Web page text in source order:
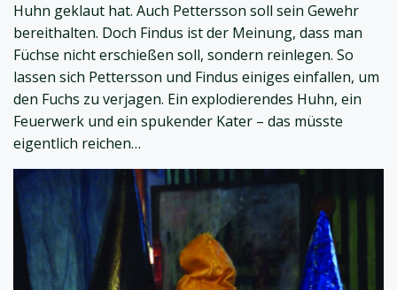
Huhn geklaut hat. Auch Pettersson soll sein Gewehr
bereithalten. Doch Findus ist der Meinung, dass man
Füchse nicht erschießen soll, sondern reinlegen. So
lassen sich Pettersson und Findus einiges einfallen, um
den Fuchs zu verjagen. Ein explodierendes Huhn, ein
Feuerwerk und ein spukender Kater – das müsste
eigentlich reichen…